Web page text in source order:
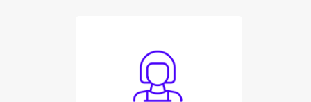
sélectionnés de façon
rigoureuse pour vous
assurer un service de